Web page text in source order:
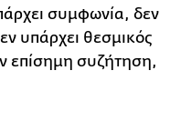
συμφωνία, δεν
υπάρχει θεσμικός
επίσημη συζήτηση,